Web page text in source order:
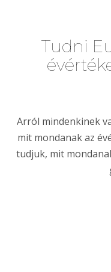
Tudni
Arról mindenkinek
mit mondanak az
tudjuk, mit